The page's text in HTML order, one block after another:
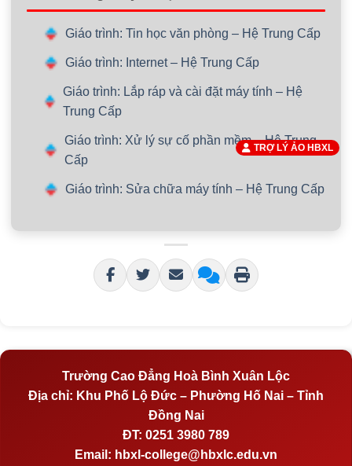
Giáo trình: Tin học văn phòng – Hệ Trung Cấp
Giáo trình: Internet – Hệ Trung Cấp
Giáo trình: Lắp ráp và cài đặt máy tính – Hệ
Trung Cấp
Giáo trình: Xử lý sự cố phần mềm – Hệ Trung
Cấp
Giáo trình: Sửa chữa máy tính – Hệ Trung Cấp
Trường Cao Đẳng Hoà Bình Xuân Lộc
Địa chỉ: Khu Phố Lộ Đức – Phường Hố Nai – Tỉnh
Đồng Nai
ĐT: 0251 3980 789
Email: hbxl-college@hbxlc.edu.vn
TRỢ LÝ ẢO HBXL